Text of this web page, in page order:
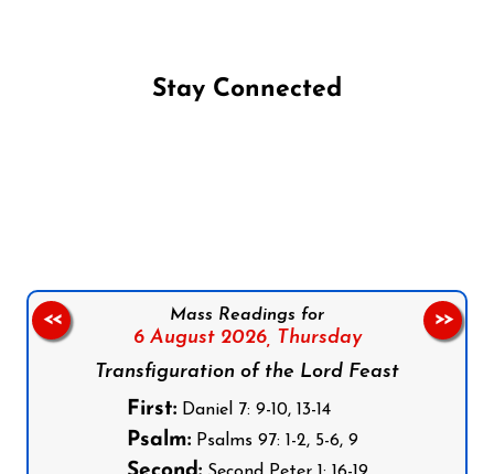
Stay Connected
Mass Readings for
6 August 2026, Thursday
Transfiguration of the Lord Feast
First:Daniel 7: 9-10, 13-14
Psalm:Psalms 97: 1-2, 5-6, 9
<< >>